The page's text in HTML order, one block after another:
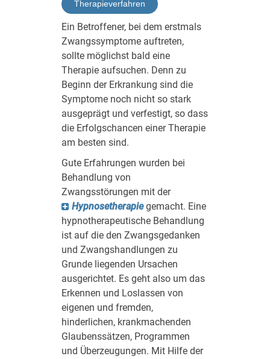
Therapieverfahren
Ein Betroffener, bei dem erstmals
Zwangssymptome auftreten,
sollte möglichst bald eine
Therapie aufsuchen. Denn zu
Beginn der Erkrankung sind die
Symptome noch nicht so stark
ausgeprägt und verfestigt, so dass
die Erfolgschancen einer Therapie
am besten sind.
Gute Erfahrungen wurden bei
Behandlung von
Zwangsstörungen mit der
Hypnosetherapiegemacht. Eine
hypnotherapeutische Behandlung
ist auf die den Zwangsgedanken
und Zwangshandlungen zu
Grunde liegenden Ursachen
ausgerichtet. Es geht also um das
Erkennen und Loslassen von
eigenen und fremden,
hinderlichen, krankmachenden
Glaubenssätzen, Programmen
und Überzeugungen. Mit Hilfe der